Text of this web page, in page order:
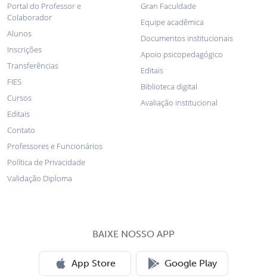
Portal do Professor e
Colaborador
Alunos
Inscrições
Transferências
FIES
Cursos
Editais
Contato
Professores e Funcionários
Política de Privacidade
Validação Diploma
Gran Faculdade
Equipe acadêmica
Documentos institucionais
Apoio psicopedagógico
Editais
Biblioteca digital
Avaliação institucional
BAIXE NOSSO APP
App Store Google Play